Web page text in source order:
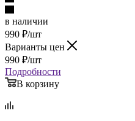
в наличии
990 ₽/шт
Варианты цен
990 ₽/шт
Подробности
В корзину